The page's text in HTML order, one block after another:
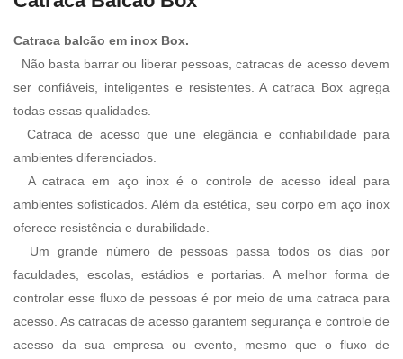
Catraca balcão em inox Box.
Não basta barrar ou liberar pessoas, catracas de acesso devem
ser confiáveis, inteligentes e resistentes. A catraca Box agrega
todas essas qualidades.
Catraca de acesso que une elegância e confiabilidade para
ambientes diferenciados.
A catraca em aço inox é o controle de acesso ideal para
ambientes sofisticados. Além da estética, seu corpo em aço inox
oferece resistência e durabilidade.
Um grande número de pessoas passa todos os dias por
faculdades, escolas, estádios e portarias. A melhor forma de
controlar esse fluxo de pessoas é por meio de uma catraca para
acesso. As catracas de acesso garantem segurança e controle de
acesso da sua empresa ou evento, mesmo que o fluxo de